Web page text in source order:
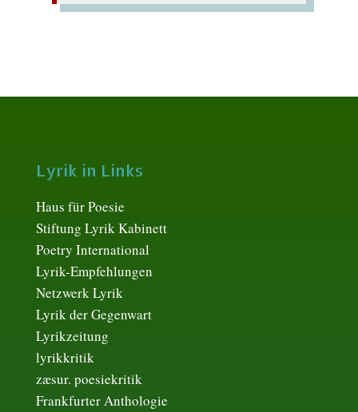
Lyrik in Links
Haus für Poesie
Stiftung Lyrik Kabinett
Poetry International
Lyrik-Empfehlungen
Netzwerk Lyrik
Lyrik der Gegenwart
Lyrikzeitung
lyrikkritik
zæsur. poesiekritik
Frankfurter Anthologie